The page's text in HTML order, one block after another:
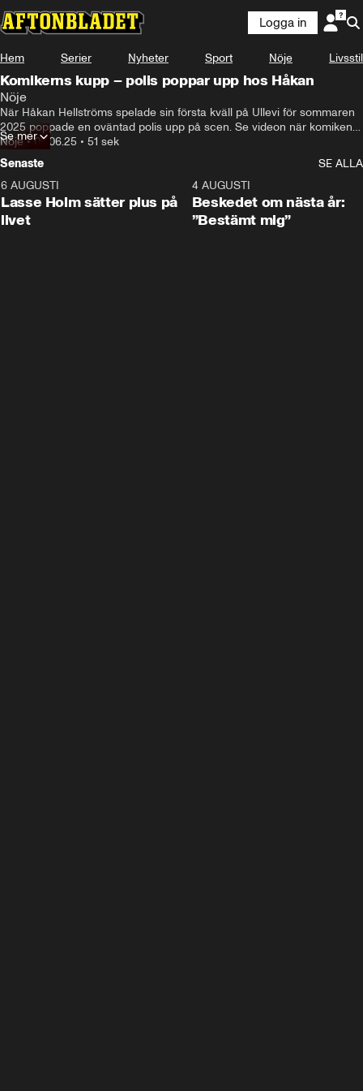
Logga in
Hem Serier Nyheter Sport Nöje Livsstil
Komikerns kupp – polis poppar upp hos Håkan
Nöje
När Håkan Hellströms spelade sin första kväll på Ullevi för sommaren
2025 poppade en oväntad polis upp på scen. Se videon när komiken
Björn Gustafsson dyker upp.
Nöje•06.06.25 • 51 sek
Se mer
Senaste
SE ALLA
6 AUGUSTI
Lasse Holm sätter plus på
livet
4 AUGUSTI
Beskedet om nästa år:
”Bestämt mig”